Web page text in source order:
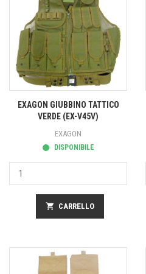
EXAGON GIUBBINO TATTICO
VERDE (EX-V45V)
EXAGON
DISPONIBILE
shopping_cart CARRELLO